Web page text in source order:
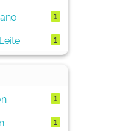
1
1
1
1